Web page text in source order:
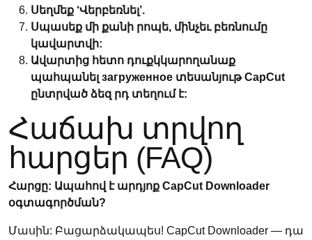
Սեղմեք ‘Վերբեռնել’.
Սպասեք մի քանի րոպե, մինչեւ բեռնումը
կավարտվի:
Ավարտից հետո դուքկկարողանաք
պահպանել загруженное տեսանյութ CapCut
ընտրված ձեզ րդ տեղում է:
Հաճախ տրվող
հարցեր (FAQ)
Հարցը: Ապահով է արդյոք CapCut Downloader
օգտագործման?
Մասին: Բացարձակապես! CapCut Downloader — դա